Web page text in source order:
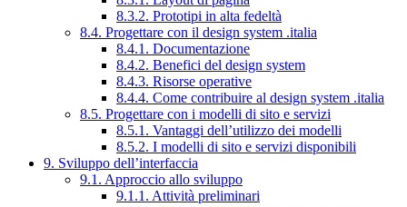
8.3.2. Prototipi in alta fedeltà
8.4. Progettare con il design system .italia
8.4.1. Documentazione
8.4.2. Benefici del design system
8.4.3. Risorse operative
8.4.4. Come contribuire al design system .italia
8.5. Progettare con i modelli di sito e servizi
8.5.1. Vantaggi dell’utilizzo dei modelli
8.5.2. I modelli di sito e servizi disponibili
9. Sviluppo dell’interfaccia
9.1. Approccio allo sviluppo
9.1.1. Attività preliminari